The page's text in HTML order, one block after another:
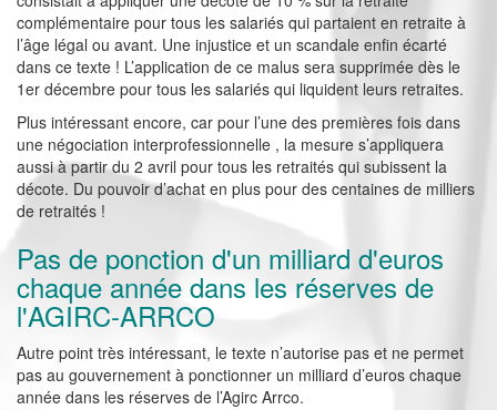
complémentaire pour tous les salariés qui partaient en retraite à
l’âge légal ou avant. Une injustice et un scandale enfin écarté
dans ce texte ! L’application de ce malus sera supprimée dès le
1er décembre pour tous les salariés qui liquident leurs retraites.
Plus intéressant encore, car pour l’une des premières fois dans
une négociation interprofessionnelle , la mesure s’appliquera
aussi à partir du 2 avril pour tous les retraités qui subissent la
décote. Du pouvoir d’achat en plus pour des centaines de milliers
de retraités !
Pas de ponction d'un milliard d'euros
chaque année dans les réserves de
l'AGIRC-ARRCO
Autre point très intéressant, le texte n’autorise pas et ne permet
pas au gouvernement à ponctionner un milliard d’euros chaque
année dans les réserves de l’Agirc Arrco.